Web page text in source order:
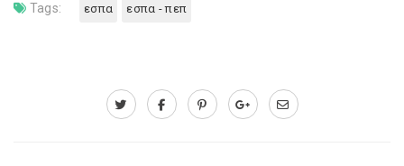
Tags: εσπα εσπα - πεπ